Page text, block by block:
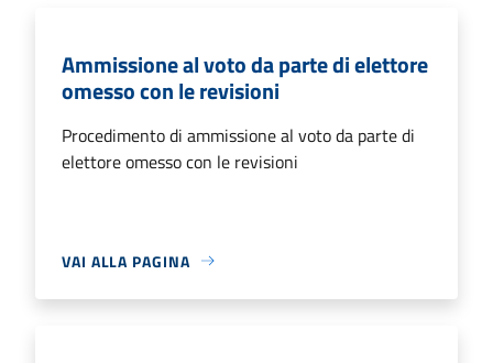
Ammissione al voto da parte di elettore
omesso con le revisioni
Procedimento di ammissione al voto da parte di
elettore omesso con le revisioni
VAI ALLA PAGINA